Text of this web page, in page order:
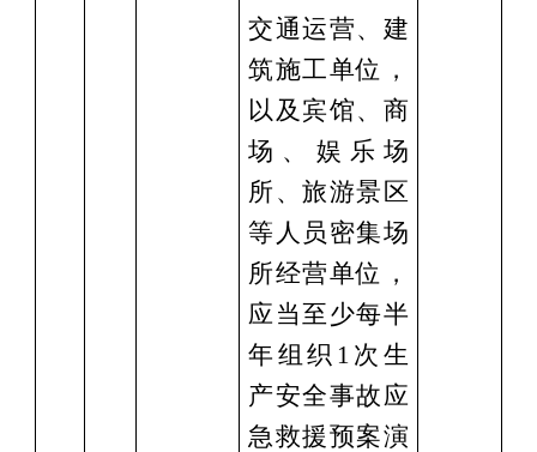
交通运营、建
筑施工单位，
以及宾馆、商
场、娱乐场
所、旅游景区
等人员密集场
所经营单位，
应当至少每半
年组织 1次生
产安全事故应
急救援预案演